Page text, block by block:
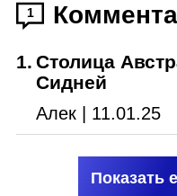
1
1. Столица
Сидней
Алек 11.01.25
Показать